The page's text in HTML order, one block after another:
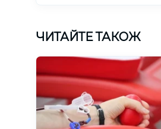
ЧИТАЙТЕ ТАКОЖ